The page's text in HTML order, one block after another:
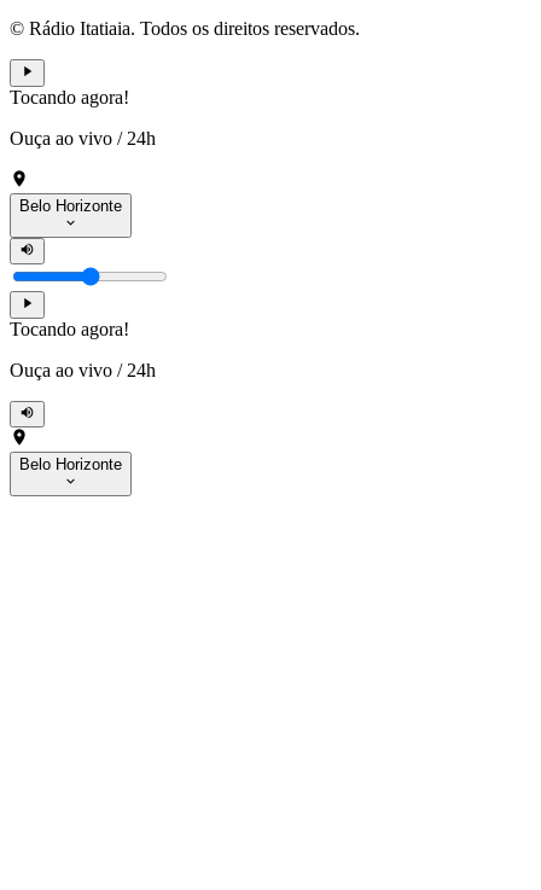
© Rádio Itatiaia. Todos os direitos reservados.
Tocando agora!
Ouça ao vivo / 24h
Belo Horizonte
Tocando agora!
Ouça ao vivo / 24h
Belo Horizonte